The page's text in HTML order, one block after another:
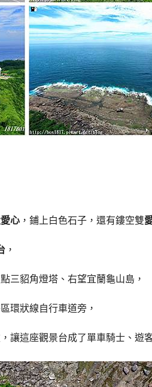
心 ，鋪上白色石子，還有鏤空雙
，
三貂角燈塔、右望宜蘭龜山島，
環狀線自行車道旁，
讓這座觀景台成了單車騎士、遊